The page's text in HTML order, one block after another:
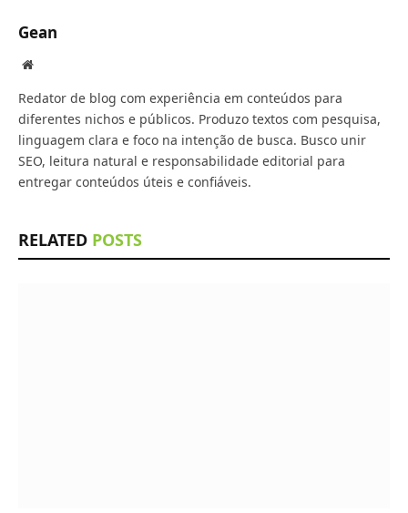
Gean
Website
Redator de blog com experiência em conteúdos para
diferentes nichos e públicos. Produzo textos com pesquisa,
linguagem clara e foco na intenção de busca. Busco unir
SEO, leitura natural e responsabilidade editorial para
entregar conteúdos úteis e confiáveis.
RELATED POSTS